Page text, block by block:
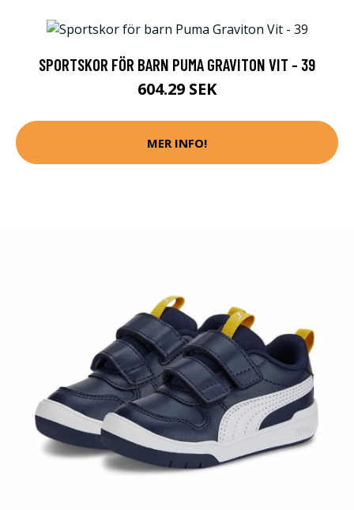
SPORTSKOR FÖR BARN PUMA GRAVITON VIT - 39
604.29 SEK
MER INFO!